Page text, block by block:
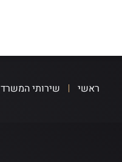
ראשי שירותי המשרד